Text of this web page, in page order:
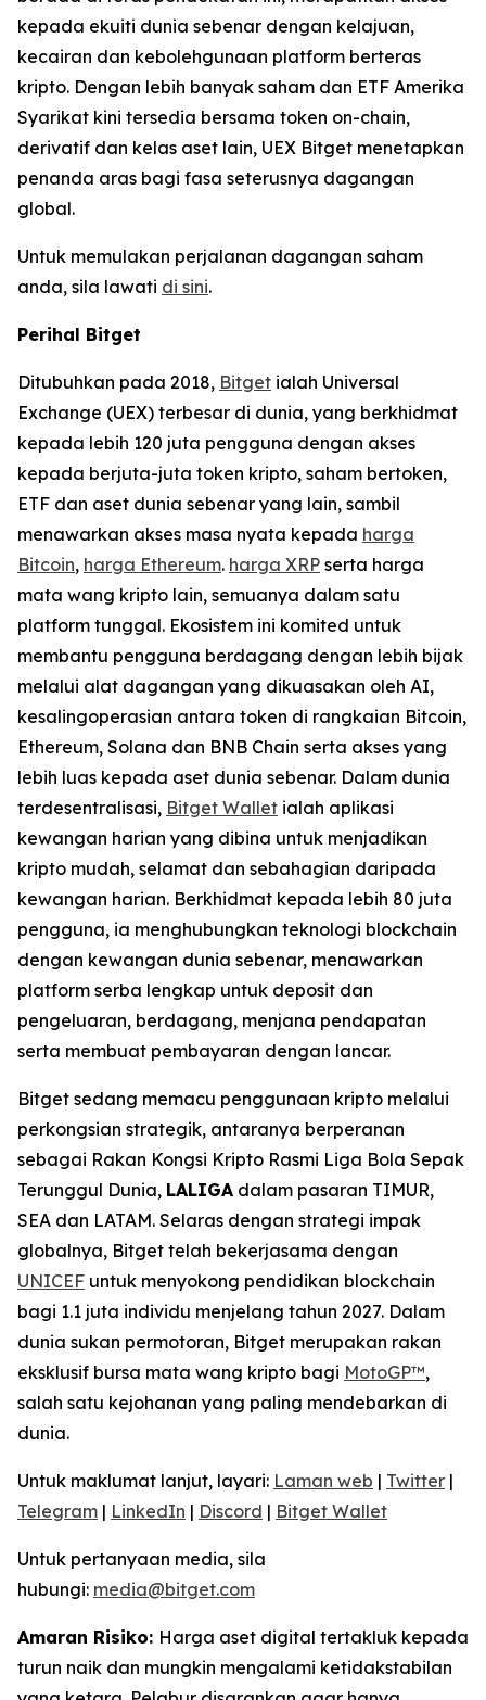
kepada ekuiti dunia sebenar dengan kelajuan,
kecairan dan kebolehgunaan platform berteras
kripto. Dengan lebih banyak saham dan ETF Amerika
Syarikat kini tersedia bersama token on-chain,
derivatif dan kelas aset lain, UEX Bitget menetapkan
penanda aras bagi fasa seterusnya dagangan
global.
Untuk memulakan perjalanan dagangan saham
anda, sila lawati di sini.
Perihal Bitget
Ditubuhkan pada 2018, Bitget ialah Universal
Exchange (UEX) terbesar di dunia, yang berkhidmat
kepada lebih 120 juta pengguna dengan akses
kepada berjuta-juta token kripto, saham bertoken,
ETF dan aset dunia sebenar yang lain, sambil
menawarkan akses masa nyata kepada harga
Bitcoin, harga Ethereum. harga XRP serta harga
mata wang kripto lain, semuanya dalam satu
platform tunggal. Ekosistem ini komited untuk
membantu pengguna berdagang dengan lebih bijak
melalui alat dagangan yang dikuasakan oleh AI,
kesalingoperasian antara token di rangkaian Bitcoin,
Ethereum, Solana dan BNB Chain serta akses yang
lebih luas kepada aset dunia sebenar. Dalam dunia
terdesentralisasi, Bitget Wallet ialah aplikasi
kewangan harian yang dibina untuk menjadikan
kripto mudah, selamat dan sebahagian daripada
kewangan harian. Berkhidmat kepada lebih 80 juta
pengguna, ia menghubungkan teknologi blockchain
dengan kewangan dunia sebenar, menawarkan
platform serba lengkap untuk deposit dan
pengeluaran, berdagang, menjana pendapatan
serta membuat pembayaran dengan lancar.
Bitget sedang memacu penggunaan kripto melalui
perkongsian strategik, antaranya berperanan
sebagai Rakan Kongsi Kripto Rasmi Liga Bola Sepak
Terunggul Dunia, LALIGA dalam pasaran TIMUR,
SEA dan LATAM. Selaras dengan strategi impak
globalnya, Bitget telah bekerjasama dengan
UNICEF untuk menyokong pendidikan blockchain
bagi 1.1 juta individu menjelang tahun 2027. Dalam
dunia sukan permotoran, Bitget merupakan rakan
eksklusif bursa mata wang kripto bagi MotoGP™,
salah satu kejohanan yang paling mendebarkan di
dunia.
Untuk maklumat lanjut, layari: Laman web | Twitter |
Telegram | LinkedIn | Discord | Bitget Wallet
Untuk pertanyaan media, sila
hubungi: media@bitget.com
Amaran Risiko: Harga aset digital tertakluk kepada
turun naik dan mungkin mengalami ketidakstabilan